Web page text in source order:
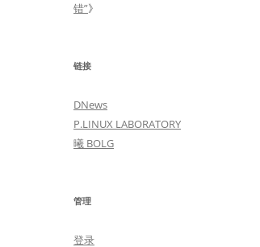
错”》
链接
DNews
P.LINUX LABORATORY
曦 BOLG
管理
登录